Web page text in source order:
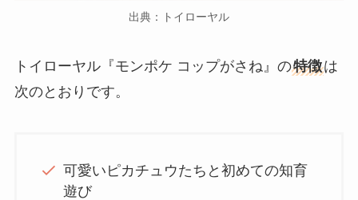
出典：トイローヤル
トイローヤル『モンポケ コップがさね』の特徴は
次のとおりです。
可愛いピカチュウたちと初めての知育
遊び